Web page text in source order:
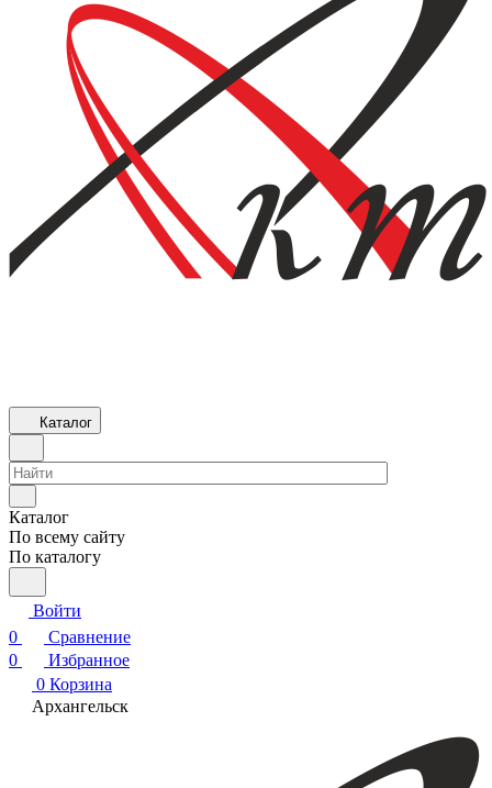
Каталог
Каталог
По всему сайту
По каталогу
Войти
0
Сравнение
0
Избранное
0 Корзина
Архангельск